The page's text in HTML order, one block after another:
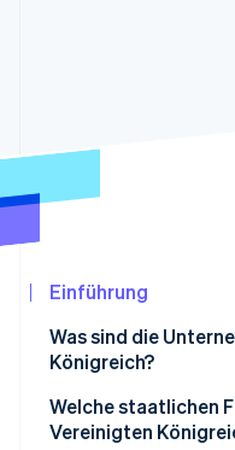
Einführung
Was sind die
Königreich?
Welche staatlichen
Vereinigten